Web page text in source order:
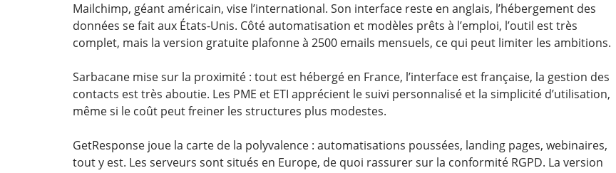
Mailchimp, géant américain, vise l’international. Son interface reste en anglais, l’hébergement des
données se fait aux États-Unis. Côté automatisation et modèles prêts à l’emploi, l’outil est très
complet, mais la version gratuite plafonne à 2500 emails mensuels, ce qui peut limiter les ambitions.
Sarbacane mise sur la proximité : tout est hébergé en France, l’interface est française, la gestion des
contacts est très aboutie. Les PME et ETI apprécient le suivi personnalisé et la simplicité d’utilisation,
même si le coût peut freiner les structures plus modestes.
GetResponse joue la carte de la polyvalence : automatisations poussées, landing pages, webinaires,
tout y est. Les serveurs sont situés en Europe, de quoi rassurer sur la conformité RGPD. La version